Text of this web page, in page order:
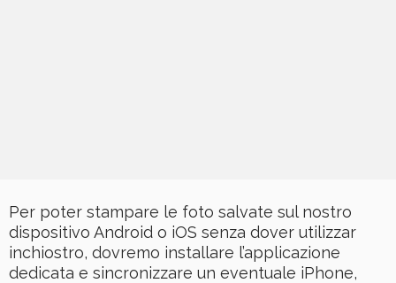
Per poter stampare le foto salvate sul nostro
dispositivo Android o iOS senza dover utilizzar
inchiostro, dovremo installare l’applicazione
dedicata e sincronizzare un eventuale iPhone,